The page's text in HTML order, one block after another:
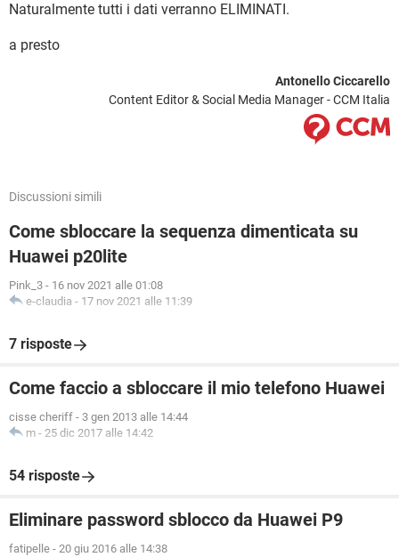
Naturalmente tutti i dati verranno ELIMINATI.
a presto
Antonello Ciccarello
Content Editor & Social Media Manager - CCM Italia
Discussioni simili
Come sbloccare la sequenza dimenticata su
Huawei p20lite
Pink_3 - 16 nov 2021 alle 01:08
e-claudia - 17 nov 2021 alle 11:39
7 risposte
Come faccio a sbloccare il mio telefono Huawei
cisse cheriff - 3 gen 2013 alle 14:44
m - 25 dic 2017 alle 14:42
54 risposte
Eliminare password sblocco da Huawei P9
fatipelle - 20 giu 2016 alle 14:38